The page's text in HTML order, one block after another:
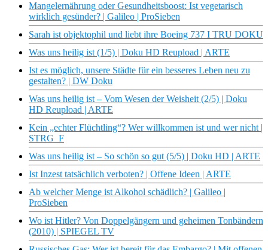
Mangelernährung oder Gesundheitsboost: Ist vegetarisch
wirklich gesünder? | Galileo | ProSieben
Sarah ist objektophil und liebt ihre Boeing 737 I TRU DOKU
Was uns heilig ist (1/5) | Doku HD Reupload | ARTE
Ist es möglich, unsere Städte für ein besseres Leben neu zu
gestalten? | DW Doku
Was uns heilig ist – Vom Wesen der Weisheit (2/5) | Doku
HD Reupload | ARTE
Kein „echter Flüchtling“? Wer willkommen ist und wer nicht |
STRG_F
Was uns heilig ist – So schön so gut (5/5) | Doku HD | ARTE
Ist Inzest tatsächlich verboten? | Offene Ideen | ARTE
Ab welcher Menge ist Alkohol schädlich? | Galileo |
ProSieben
Wo ist Hitler? Von Doppelgängern und geheimen Tonbändern
(2010) | SPIEGEL TV